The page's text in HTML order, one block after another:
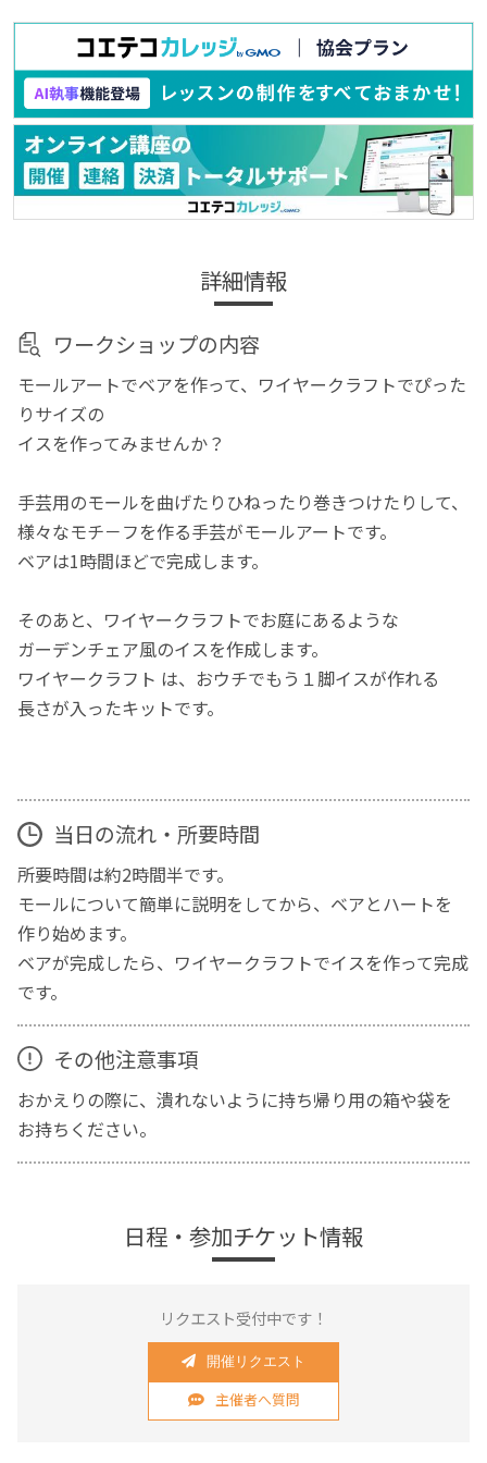
詳細情報
ワークショップの内容
モールアートでベアを作って、ワイヤークラフトでぴった
りサイズの
イスを作ってみませんか？
手芸用のモールを曲げたりひねったり巻きつけたりして、
様々なモチ－フを作る手芸がモールアートです。
ベアは1時間ほどで完成します。
そのあと、ワイヤークラフトでお庭にあるような
ガーデンチェア風のイスを作成します。
ワイヤークラフト は、おウチでもう１脚イスが作れる
長さが入ったキットです。
当日の流れ・所要時間
所要時間は約2時間半です。
モールについて簡単に説明をしてから、ベアとハートを
作り始めます。
ベアが完成したら、ワイヤークラフトでイスを作って完成
です。
その他注意事項
おかえりの際に、潰れないように持ち帰り用の箱や袋を
お持ちください。
日程・参加チケット情報
リクエスト受付中です！
開催リクエスト
主催者へ質問